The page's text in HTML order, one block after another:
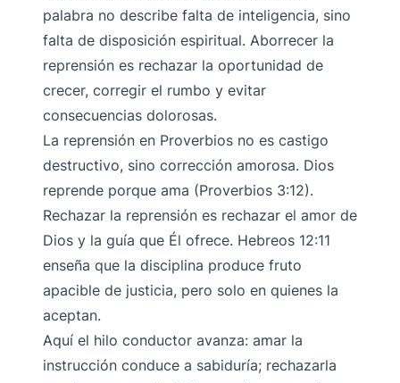
palabra no describe falta de inteligencia, sino
falta de disposición espiritual. Aborrecer la
reprensión es rechazar la oportunidad de
crecer, corregir el rumbo y evitar
consecuencias dolorosas.
La reprensión en Proverbios no es castigo
destructivo, sino corrección amorosa. Dios
reprende porque ama (Proverbios 3:12).
Rechazar la reprensión es rechazar el amor de
Dios y la guía que Él ofrece. Hebreos 12:11
enseña que la disciplina produce fruto
apacible de justicia, pero solo en quienes la
aceptan.
Aquí el hilo conductor avanza: amar la
instrucción conduce a sabiduría; rechazarla